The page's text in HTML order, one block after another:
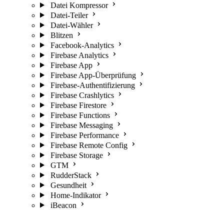
Datei Kompressor
Datei-Teiler
Datei-Wähler
Blitzen
Facebook-Analytics
Firebase Analytics
Firebase App
Firebase App-Überprüfung
Firebase-Authentifizierung
Firebase Crashlytics
Firebase Firestore
Firebase Functions
Firebase Messaging
Firebase Performance
Firebase Remote Config
Firebase Storage
GTM
RudderStack
Gesundheit
Home-Indikator
iBeacon